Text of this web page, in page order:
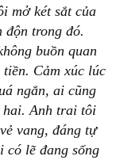
mở két sắt của
độn trong đó.
buồn quan
tiền. Cảm xúc lúc
ngắn, ai cũng
hai. Anh trai tôi
vang, đáng tự
có lẽ đang sống